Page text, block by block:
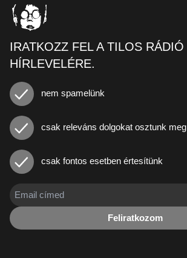
IRATKOZZ FEL A TILOS RÁDIÓ
HÍRLEVELÉRE.
nem spamelünk
csak releváns dolgokat osztunk meg
csak fontos esetben értesítünk
Feliratkozom